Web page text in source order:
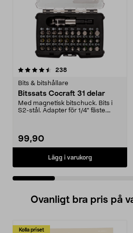
238recensioner
Bits & bitshållare
Bitssats Cocraft 31 delar
Med magnetisk bitschuck. Bits i
S2-stål. Adapter för 1/4" fäste.
99,90
Lägg i varukorg
4.0 av 5 stjärnor
Ovanligt bra pris på
Kolla priset